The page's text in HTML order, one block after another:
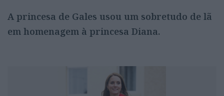
A princesa de Gales usou um sobretudo de lã
em homenagem à princesa Diana.